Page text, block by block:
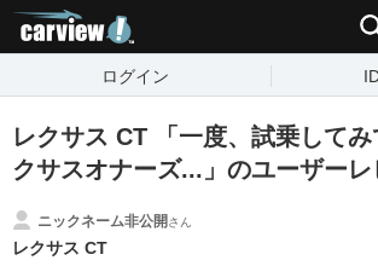
ログイン
レクサス CT 「一度、試乗して
クサスオナーズ...」のユーザーレ
ニックネーム非公開さん
レクサス CT